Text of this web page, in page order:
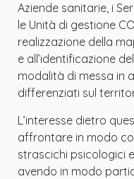
Aziende sanitarie, i
le Unità di gestione
realizzazione della
e all’identificazione
modalità di messa in
differenziati sul
L’interesse dietro
affrontare in modo
strascichi psicologici
avendo in modo